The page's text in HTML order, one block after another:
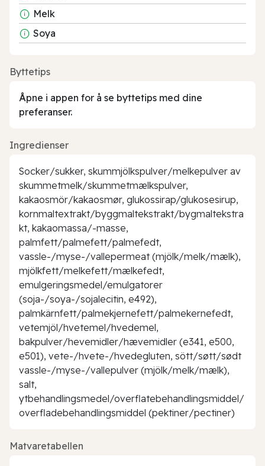
Melk
Soya
Byttetips
Åpne i appen for å se byttetips med dine
preferanser.
Ingredienser
Socker/sukker, skummjölkspulver/melkepulver av
skummetmelk/skummetmælkspulver,
kakaosmör/kakaosmør, glukossirap/glukosesirup,
kornmaltextrakt/byggmaltekstrakt/bygmaltekstra
kt, kakaomassa/-masse,
palmfett/palmefett/palmefedt,
vassle-/myse-/vallepermeat (mjölk/melk/mælk),
mjölkfett/melkefett/mælkefedt,
emulgeringsmedel/emulgatorer
(soja-/soya-/sojalecitin, e492),
palmkärnfett/palmekjernefett/palmekernefedt,
vetemjöl/hvetemel/hvedemel,
bakpulver/hevemidler/hævemidler (e341, e500,
e501), vete-/hvete-/hvedegluten, sött/søtt/sødt
vassle-/myse-/vallepulver (mjölk/melk/mælk),
salt,
ytbehandlingsmedel/overflatebehandlingsmiddel/
overfladebehandlingsmiddel (pektiner/pectiner)
Matvaretabellen